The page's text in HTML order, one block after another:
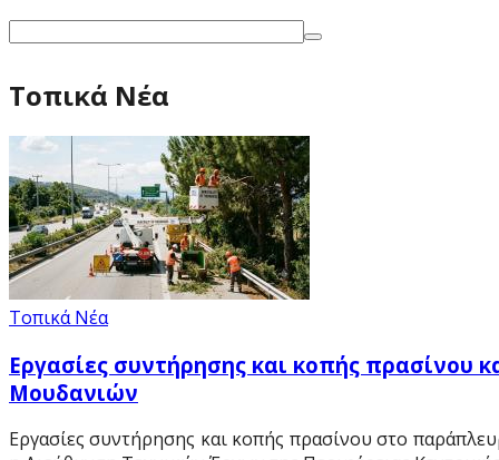
Τοπικά Νέα
Τοπικά Νέα
Εργασίες συντήρησης και κοπής πρασίνου
Μουδανιών
Εργασίες συντήρησης και κοπής πρασίνου στο